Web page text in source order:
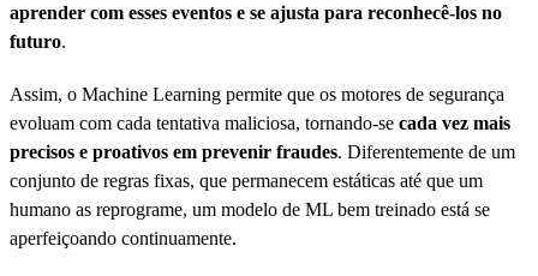
aprender com esses eventos e se ajusta para reconhecê-los no
futuro.
Assim, o Machine Learning permite que os motores de segurança
evoluam com cada tentativa maliciosa, tornando-se cada vez mais
precisos e proativos em prevenir fraudes. Diferentemente de um
conjunto de regras fixas, que permanecem estáticas até que um
humano as reprograme, um modelo de ML bem treinado está se
aperfeiçoando continuamente.